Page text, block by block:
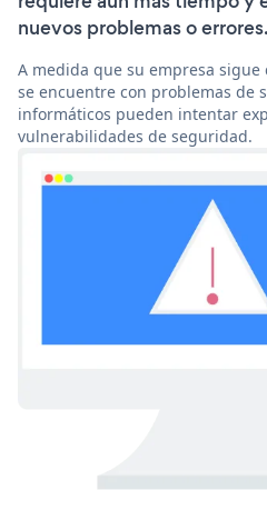
nuevos problemas o errores.
A medida que su empresa
se encuentre con problemas de
informáticos pueden intentar
vulnerabilidades de seguridad.